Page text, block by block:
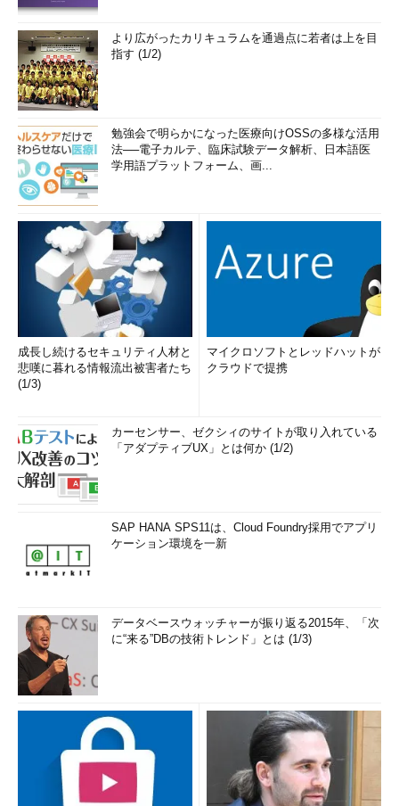
より広がったカリキュラムを通過点に若者は上を目
指す (1/2)
勉強会で明らかになった医療向けOSSの多様な活用
法──電子カルテ、臨床試験データ解析、日本語医
学用語プラットフォーム、画...
成長し続けるセキュリティ人材と
悲嘆に暮れる情報流出被害者たち
(1/3)
マイクロソフトとレッドハットが
クラウドで提携
カーセンサー、ゼクシィのサイトが取り入れている
「アダプティブUX」とは何か (1/2)
SAP HANA SPS11は、Cloud Foundry採用でアプリ
ケーション環境を一新
データベースウォッチャーが振り返る2015年、「次
に“来る”DBの技術トレンド」とは (1/3)